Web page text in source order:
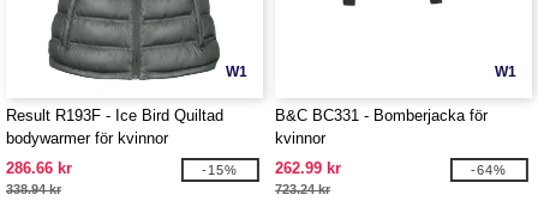
W1
Result R193F - Ice Bird Quiltad
bodywarmer för kvinnor
286.66 kr
338.94 kr
-15%
W1
B&C BC331 - Bomberjacka för
kvinnor
262.99 kr
723.24 kr
-64%